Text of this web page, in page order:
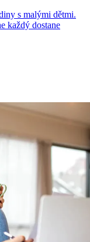
s malými dětmi.
každý dostane